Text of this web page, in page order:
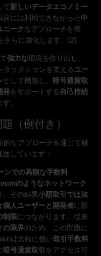
て新しいデータエコノミー
には利用できなかった中
ニークなアプローチを表
さらに強化します。[2]
強力な環境を作り出し、
タラクションを支えるユー
として機能し、 暗号通貨取
発をサポートする 自己持続
。
（例付き）
的なアプローチを通じて解
しています：
ンでの高額な手数料
のようなネットワーク
、その結果小額取引では法
個人ユーザーと開発者に影
制限につながります。従来
の限界のため、この問題に
は大幅に低い取引手数料
暗号通貨取引 をアクセス可